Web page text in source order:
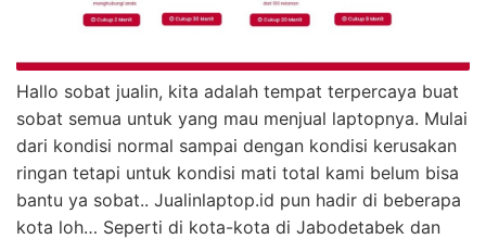
Hallo sobat jualin, kita adalah tempat terpercaya buat
sobat semua untuk yang mau menjual laptopnya. Mulai
dari kondisi normal sampai dengan kondisi kerusakan
ringan tetapi untuk kondisi mati total kami belum bisa
bantu ya sobat.. Jualinlaptop.id pun hadir di beberapa
kota loh… Seperti di kota-kota di Jabodetabek dan